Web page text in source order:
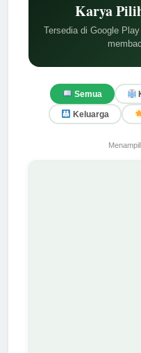
Karya
Tersedia di Google
Semua
Keluarga